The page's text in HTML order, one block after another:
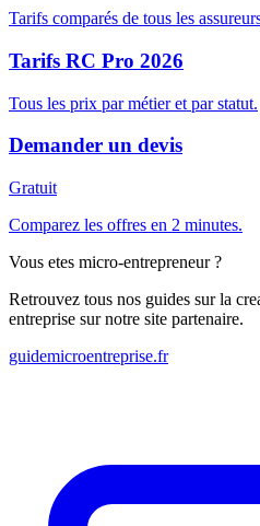
Tarifs comparés de tous les
Tarifs RC Pro 2026
Tous les prix par métier et par statut.
Demander un devis
Gratuit
Comparez les offres en 2 minutes.
Vous etes micro-entrepreneur ?
Retrouvez tous nos guides sur la
entreprise sur notre site partenaire.
guidemicroentreprise.fr